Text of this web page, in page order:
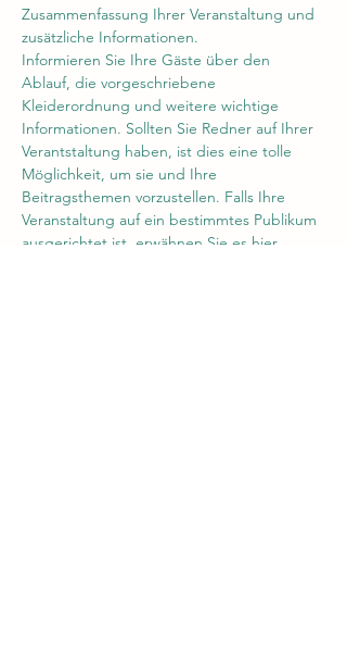
Zusammenfassung Ihrer Veranstaltung und
zusätzliche Informationen.
Informieren Sie Ihre Gäste über den
Ablauf, die vorgeschriebene
Kleiderordnung und weitere wichtige
Informationen. Sollten Sie Redner auf Ihrer
Verantstaltung haben, ist dies eine tolle
Möglichkeit, um sie und Ihre
Beitragsthemen vorzustellen. Falls Ihre
Veranstaltung auf ein bestimmtes Publikum
ausgerichtet ist, erwähnen Sie es hier.